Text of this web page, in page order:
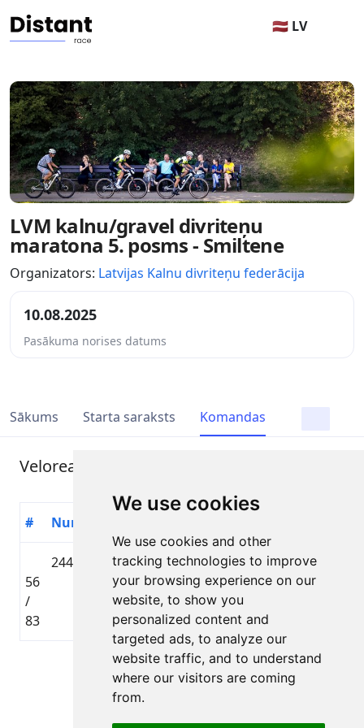
We use cookies
We use cookies and other
tracking technologies to improve
your browsing experience on our
website, to show you
personalized content and
targeted ads, to analyze our
website traffic, and to understand
where our visitors are coming
from.
🇱🇻 LV
LVM kalnu/gravel divriteņu
maratona 5. posms - Smiltene
Organizators: Latvijas Kalnu divriteņu federācija
10.08.2025
Pasākuma norises datums
Sākums Starta saraksts Komandas
Velorealité
# Numurs
56
/
83
244
Gatis
Liepiņlauskis
🇱🇻
LAT
Toyota
Gravel
Lapa 1 no 1